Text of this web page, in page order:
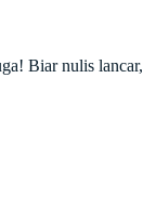
Biar nulis lancar,